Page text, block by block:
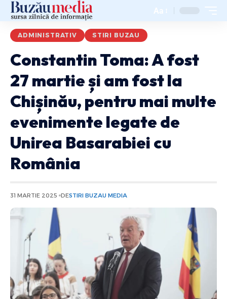
Aa
ADMINISTRATIV STIRI BUZAU
Constantin Toma: A fost
27 martie și am fost la
Chișinău, pentru mai multe
evenimente legate de
Unirea Basarabiei cu
România
31 MARTIE 2025 DESTIRI BUZAU MEDIA